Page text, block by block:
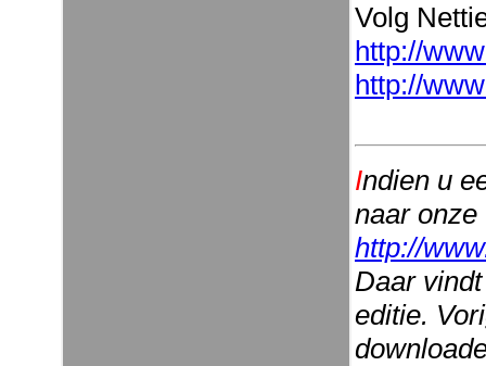
Volg
http://
http://
Indien u
naar
http://
Daar
editie.